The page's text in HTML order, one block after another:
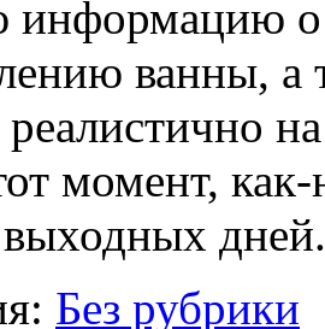
информацию о
ванны, а
реалистично
момент,
выходных дней.
Без рубрики